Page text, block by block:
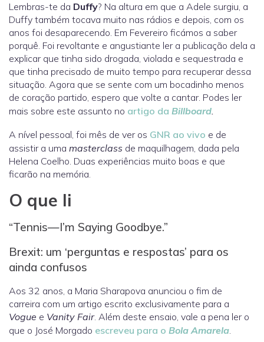
Lembras-te da Duffy? Na altura em que a Adele surgiu, a
Duffy também tocava muito nas rádios e depois, com os
anos foi desaparecendo. Em Fevereiro ficámos a saber
porquê. Foi revoltante e angustiante ler a publicação dela a
explicar que tinha sido drogada, violada e sequestrada e
que tinha precisado de muito tempo para recuperar dessa
situação. Agora que se sente com um bocadinho menos
de coração partido, espero que volte a cantar. Podes ler
mais sobre este assunto no artigo da Billboard.
A nível pessoal, foi mês de ver os GNR ao vivo e de
assistir a uma masterclass de maquilhagem, dada pela
Helena Coelho. Duas experiências muito boas e que
ficarão na memória.
O que li
“Tennis—I’m Saying Goodbye.”
Brexit: um ‘perguntas e respostas’ para os
ainda confusos
Aos 32 anos, a Maria Sharapova anunciou o fim de
carreira com um artigo escrito exclusivamente para a
Vogue e Vanity Fair. Além deste ensaio, vale a pena ler o
que o José Morgado escreveu para o Bola Amarela.